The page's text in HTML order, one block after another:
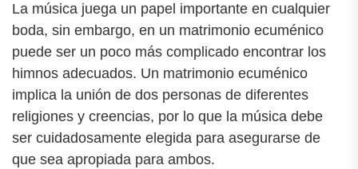
La música juega un papel importante en cualquier
boda, sin embargo, en un matrimonio ecuménico
puede ser un poco más complicado encontrar los
himnos adecuados. Un matrimonio ecuménico
implica la unión de dos personas de diferentes
religiones y creencias, por lo que la música debe
ser cuidadosamente elegida para asegurarse de
que sea apropiada para ambos.